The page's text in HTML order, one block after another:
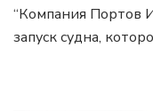
“Компания Портов
запуск судна,